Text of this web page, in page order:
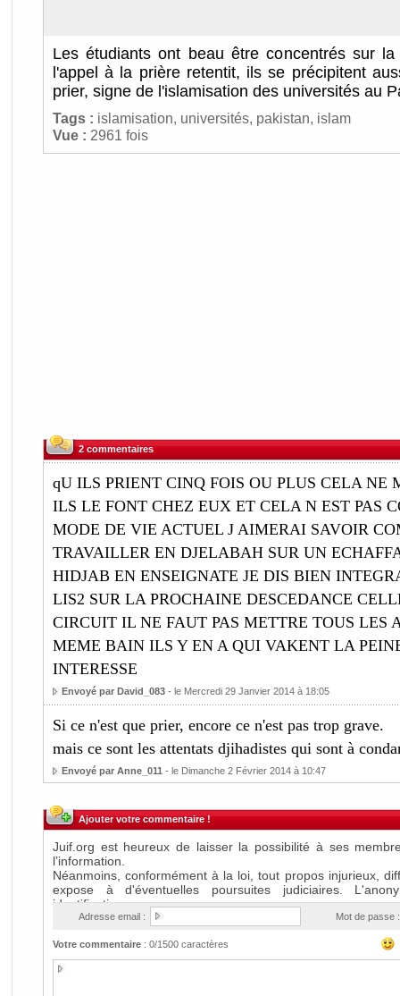
Les étudiants ont beau être concentrés sur
l'appel à la prière retentit, ils se précipitent
prier, signe de l'islamisation des universités au
Tags : islamisation, universités, pakistan, islam
Vue : 2961 fois
2 commentaires
qU ILS PRIENT CINQ FOIS OU PLUS CELA NE
ILS LE FONT CHEZ EUX ET CELA N EST PAS
MODE DE VIE ACTUEL J AIMERAI SAVOIR
TRAVAILLER EN DJELABAH SUR UN
HIDJAB EN ENSEIGNATE JE DIS BIEN
LIS2 SUR LA PROCHAINE DESCEDANCE
CIRCUIT IL NE FAUT PAS METTRE TOUS LES
MEME BAIN ILS Y EN A QUI VAKENT LA
INTERESSE
Envoyé par David_083- le Mercredi 29 Janvier 2014 à 18:05
Si ce n'est que prier, encore ce n'est pas trop grave.
mais ce sont les attentats djihadistes qui sont à
Envoyé par Anne_011 - le Dimanche 2 Février 2014 à 10:47
Ajouter votre commentaire !
Adresse email : Mot de passe :
Votre commentaire: 0/1500 caractères